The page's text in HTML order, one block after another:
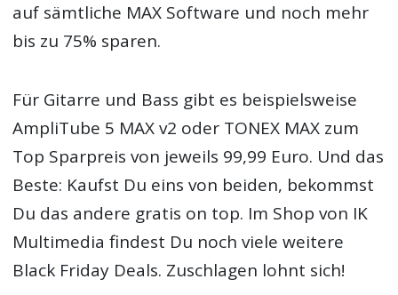
auf sämtliche MAX Software und noch mehr
bis zu 75% sparen.
Für Gitarre und Bass gibt es beispielsweise
AmpliTube 5 MAX v2 oder TONEX MAX zum
Top Sparpreis von jeweils 99,99 Euro. Und das
Beste: Kaufst Du eins von beiden, bekommst
Du das andere gratis on top. Im Shop von IK
Multimedia findest Du noch viele weitere
Black Friday Deals. Zuschlagen lohnt sich!